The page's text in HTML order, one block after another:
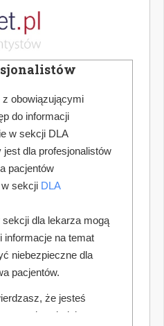
z obowiązującymi
do informacji
w sekcji DLA
dla profesjonalistów
pacjentów
sekcji DLA
dla lekarza mogą
informacje na temat
niebezpieczne dla
pacjentów.
że jesteś
odpowiednią